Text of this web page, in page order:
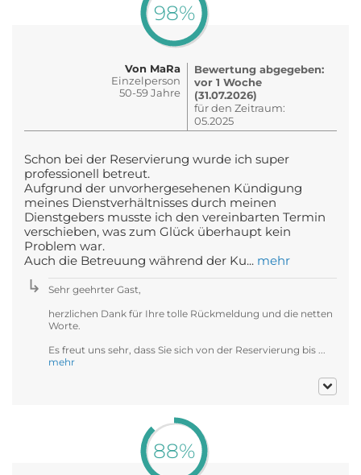
98%
Von MaRa
Einzelperson
50-59 Jahre
Bewertung abgegeben:
vor 1 Woche
(31.07.2026)
für den Zeitraum:
05.2025
Schon bei der Reservierung wurde ich super
professionell betreut.
Aufgrund der unvorhergesehenen Kündigung
meines Dienstverhältnisses durch meinen
Dienstgebers musste ich den vereinbarten Termin
verschieben, was zum Glück überhaupt kein
Problem war.
Auch die Betreuung während der Ku... mehr
Sehr geehrter Gast,
herzlichen Dank für Ihre tolle Rückmeldung und die netten
Worte.
Es freut uns sehr, dass Sie sich von der Reservierung bis ...
mehr
88%